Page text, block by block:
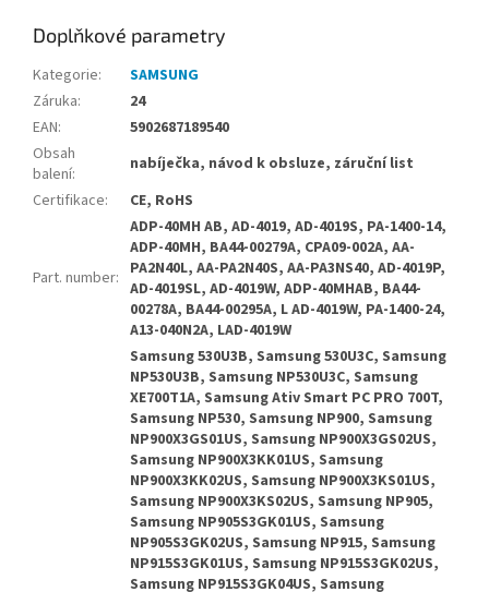
Doplňkové parametry
Kategorie:
SAMSUNG
Záruka:
24
EAN:
5902687189540
Obsah
balení:
nabíječka, návod k obsluze, záruční list
Certifikace: CE, RoHS
Part. number:
ADP-40MH AB, AD-4019, AD-4019S, PA-1400-14,
ADP-40MH, BA44-00279A, CPA09-002A, AA-
PA2N40L, AA-PA2N40S, AA-PA3NS40, AD-4019P,
AD-4019SL, AD-4019W, ADP-40MHAB, BA44-
00278A, BA44-00295A, L AD-4019W, PA-1400-24,
A13-040N2A, LAD-4019W
Samsung 530U3B, Samsung 530U3C, Samsung
NP530U3B, Samsung NP530U3C, Samsung
XE700T1A, Samsung Ativ Smart PC PRO 700T,
Samsung NP530, Samsung NP900, Samsung
NP900X3GS01US, Samsung NP900X3GS02US,
Samsung NP900X3KK01US, Samsung
NP900X3KK02US, Samsung NP900X3KS01US,
Samsung NP900X3KS02US, Samsung NP905,
Samsung NP905S3GK01US, Samsung
NP905S3GK02US, Samsung NP915, Samsung
NP915S3GK01US, Samsung NP915S3GK02US,
Samsung NP915S3GK04US, Samsung